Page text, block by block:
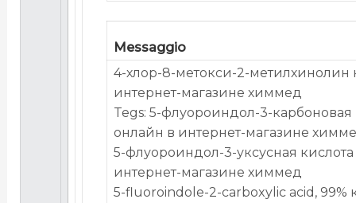
Messaggio
4-хлор-8-метокси-2-метилхинолин
интернет-магазине химмед
Tegs: 5-флуороиндол-3-карбоновая
онлайн в интернет-магазине
5-флуороиндол-3-уксусная
интернет-магазине химмед
5-fluoroindole-2-carboxylic acid, 99%